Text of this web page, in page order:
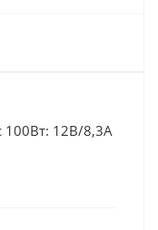
100Вт: 12В/8,3А